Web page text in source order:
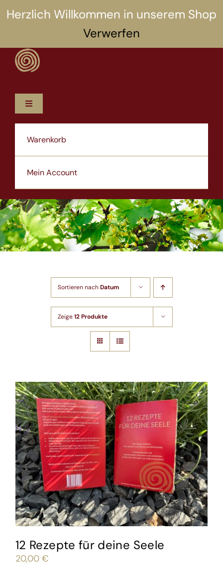
Herzlich Willkommen in unserem Shop
Verwerfen
Inhalt
Toggle
Shop
Warenkorb
Mein Account
Sortieren nachDatum
Zeige12 Produkte
12 Rezepte für deine Seele
20,00 €